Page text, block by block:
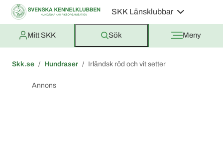
SKK Länsklubbar
Mitt SKK Sök Meny
Skk.se Hundraser Irländsk röd och vit setter
Annons